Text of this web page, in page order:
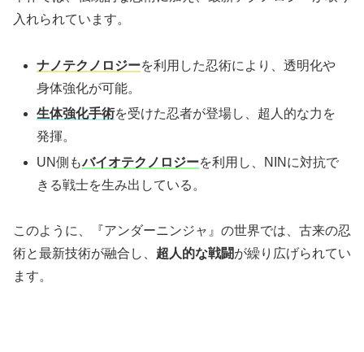
入れられています。
ナノテクノロジーを利用した忍術により、透明化や
身体強化が可能。
生体強化手術を受けた忍者が登場し、超人的な力を
発揮。
UN側もバイオテクノロジーを利用し、NINに対抗で
きる戦士を生み出している。
このように、『アンダーニンジャ』の世界では、古来の忍
術と最新技術が融合し、 超人的な戦闘が繰り広げられてい
ます。